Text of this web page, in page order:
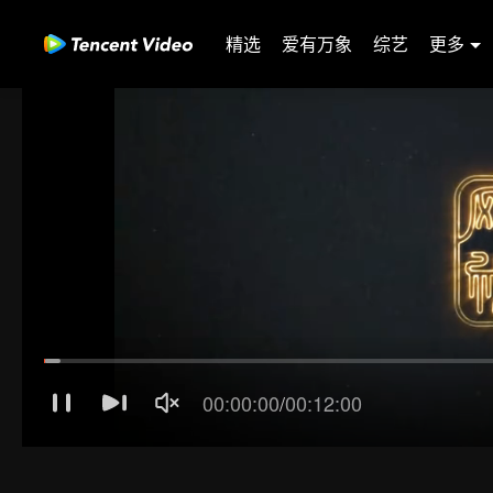
精选 爱有万象 综艺 更多